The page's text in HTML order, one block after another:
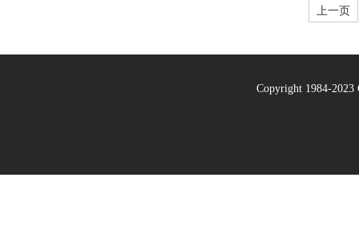
上一页
Copyright 1984-